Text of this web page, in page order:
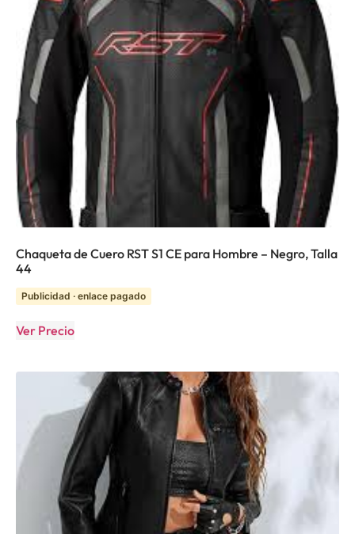
Chaqueta de Cuero RST S1 CE para Hombre – Negro, Talla
44
Publicidad · enlace pagado
Ver Precio